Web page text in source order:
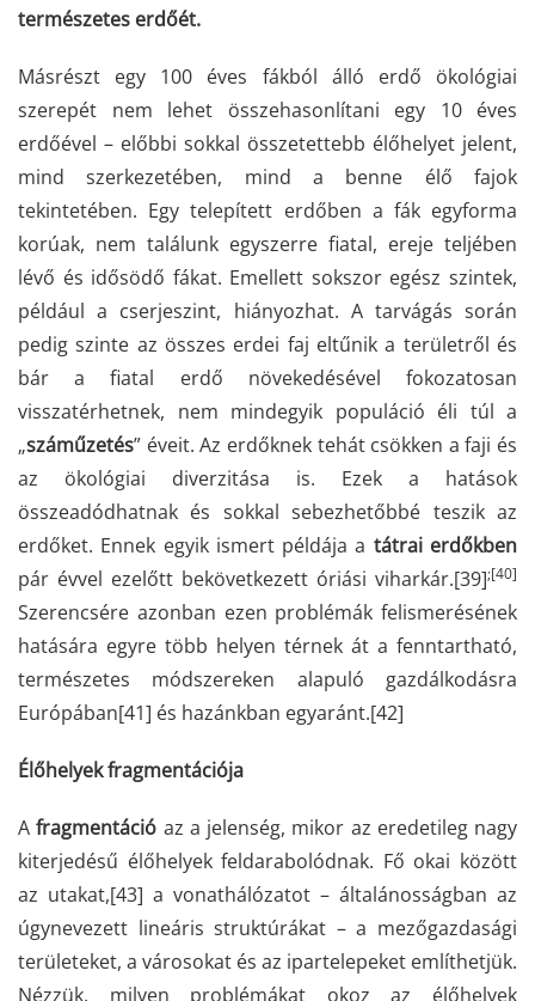
természetes erdőét.
Másrészt egy 100 éves fákból álló erdő ökológiai
szerepét nem lehet összehasonlítani egy 10 éves
erdőével – előbbi sokkal összetettebb élőhelyet jelent,
mind szerkezetében, mind a benne élő fajok
tekintetében. Egy telepített erdőben a fák egyforma
korúak, nem találunk egyszerre fiatal, ereje teljében
lévő és idősödő fákat. Emellett sokszor egész szintek,
például a cserjeszint, hiányozhat. A tarvágás során
pedig szinte az összes erdei faj eltűnik a területről és
bár a fiatal erdő növekedésével fokozatosan
visszatérhetnek, nem mindegyik populáció éli túl a
„száműzetés” éveit. Az erdőknek tehát csökken a faji és
az ökológiai diverzitása is. Ezek a hatások
összeadódhatnak és sokkal sebezhetőbbé teszik az
erdőket. Ennek egyik ismert példája a tátrai erdőkben
pár évvel ezelőtt bekövetkezett óriási viharkár.[39];[40]
Szerencsére azonban ezen problémák felismerésének
hatására egyre több helyen térnek át a fenntartható,
természetes módszereken alapuló gazdálkodásra
Európában[41] és hazánkban egyaránt.[42]
Élőhelyek fragmentációja
Afragmentáció az a jelenség, mikor az eredetileg nagy
kiterjedésű élőhelyek feldarabolódnak. Fő okai között
az utakat,[43] a vonathálózatot – általánosságban az
úgynevezett lineáris struktúrákat – a mezőgazdasági
területeket, a városokat és az ipartelepeket említhetjük.
Nézzük, milyen problémákat okoz az élőhelyek